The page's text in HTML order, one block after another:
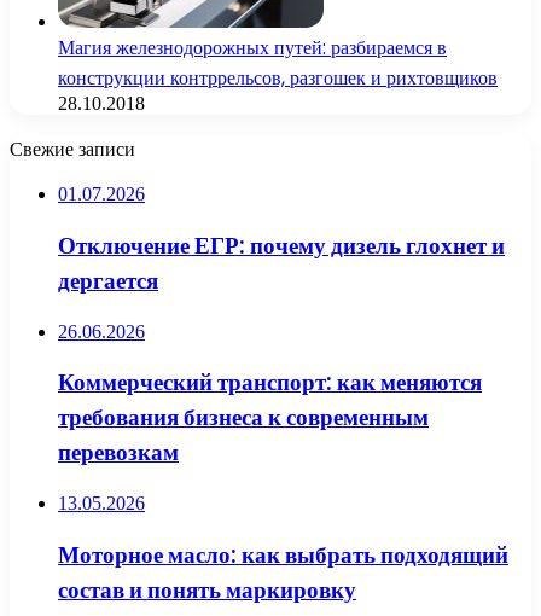
Магия железнодорожных путей: разбираемся в
конструкции контррельсов, разгошек и рихтовщиков
28.10.2018
Свежие записи
01.07.2026
Отключение ЕГР: почему дизель глохнет и
дергается
26.06.2026
Коммерческий транспорт: как меняются
требования бизнеса к современным
перевозкам
13.05.2026
Моторное масло: как выбрать подходящий
состав и понять маркировку